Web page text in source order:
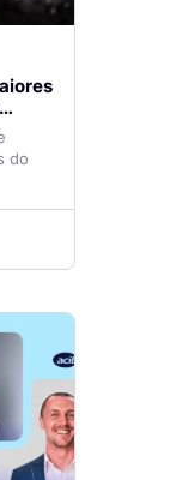
do